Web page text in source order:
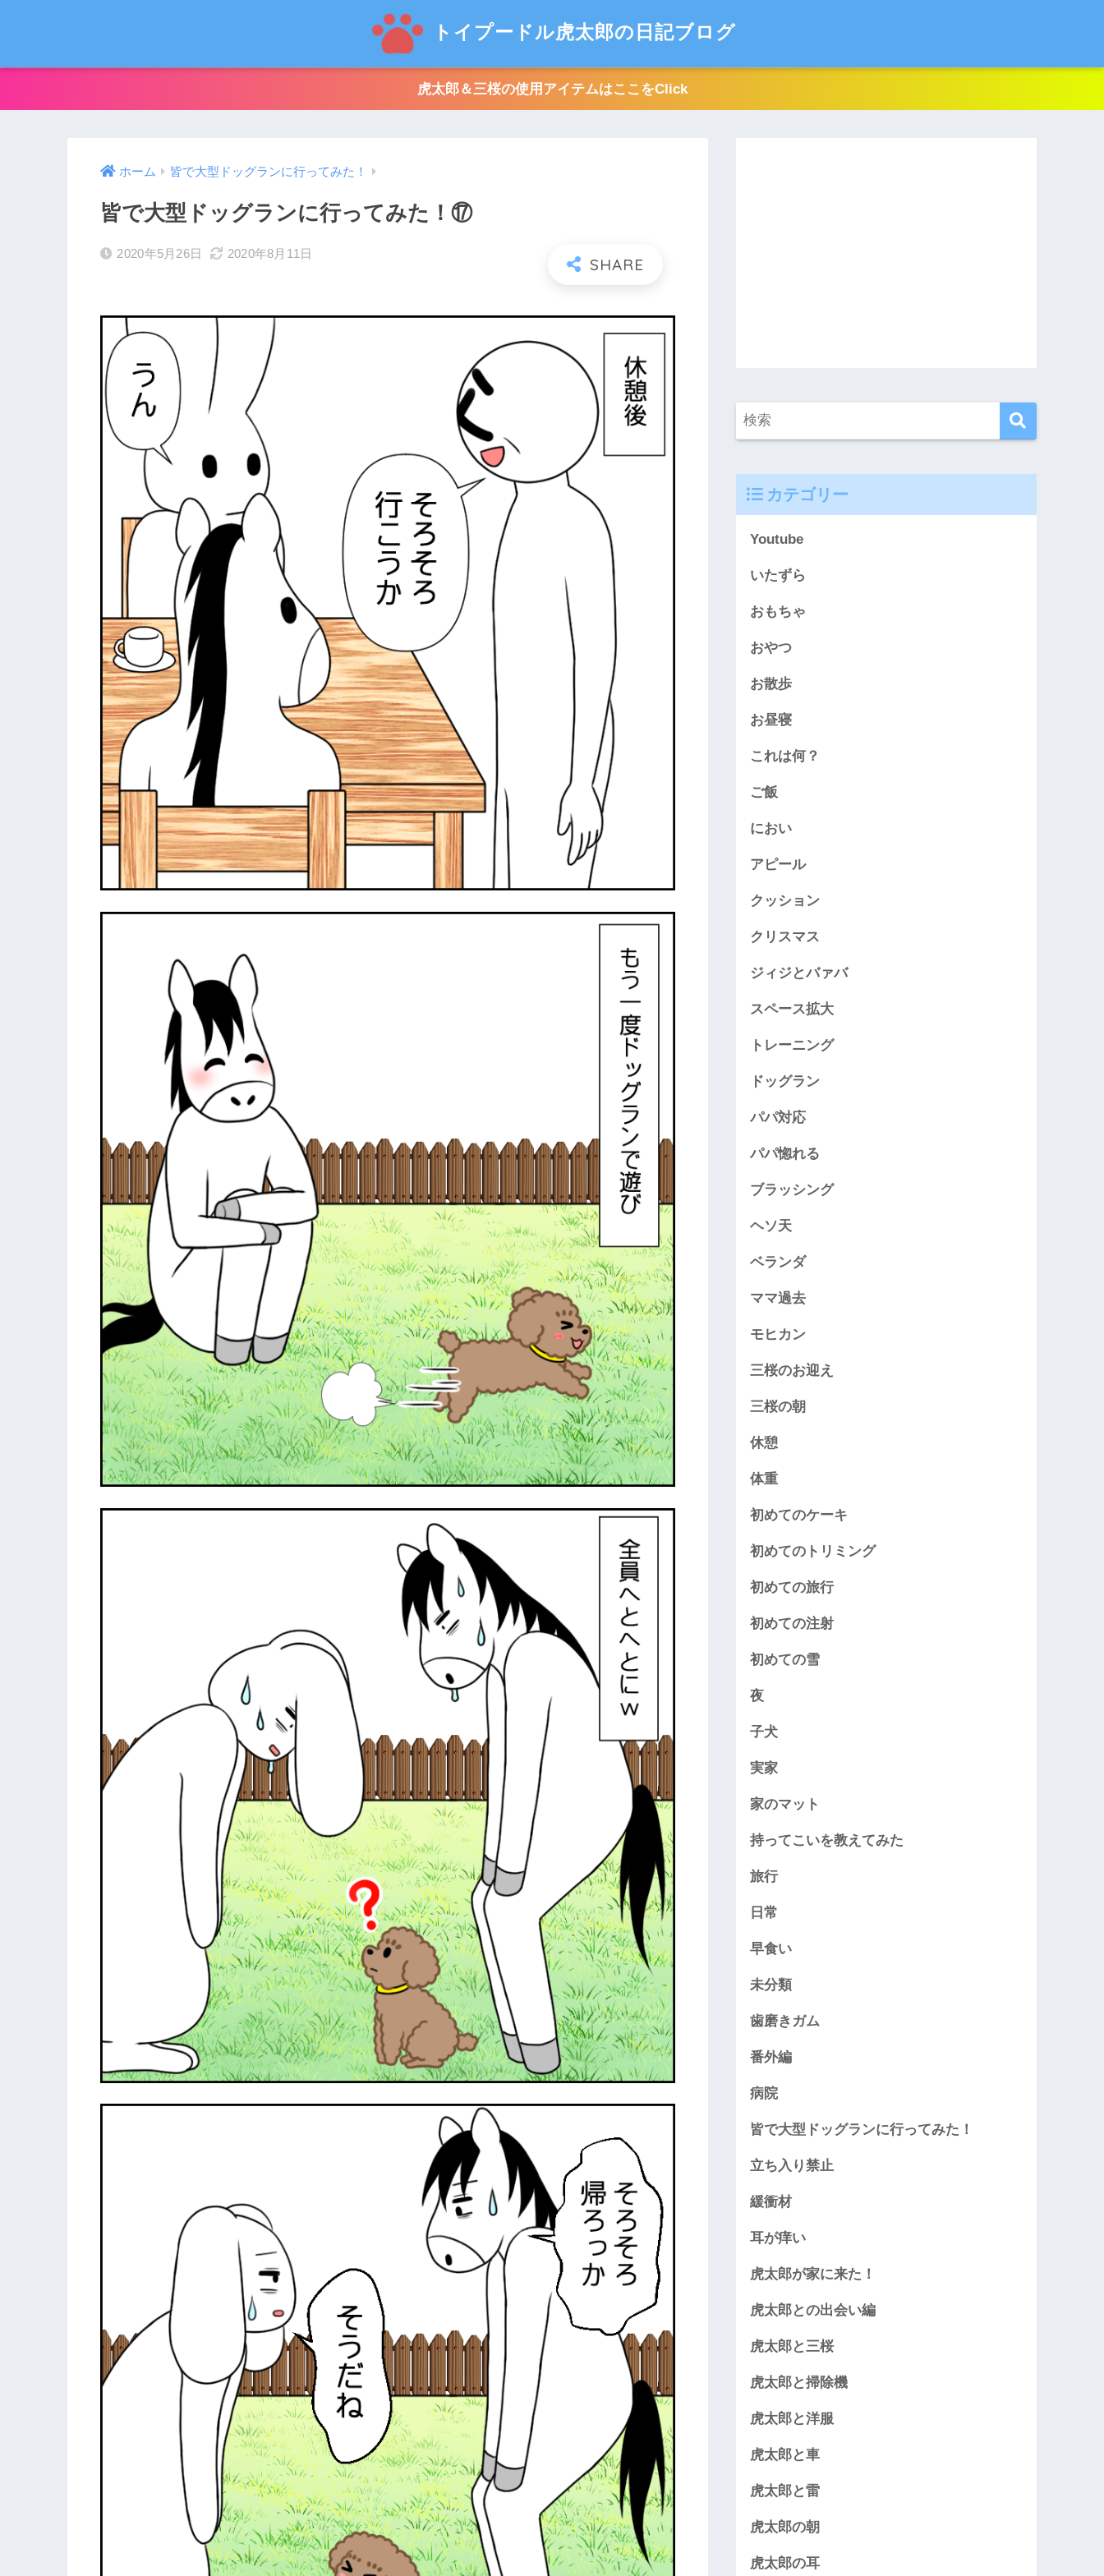
トイプードル虎太郎の日記ブログ
虎太郎＆三桜の使用アイテムはここをClick
ホーム 皆で大型ドッグランに行ってみた！
皆で大型ドッグランに行ってみた！⑰
2020年5月26日 2020年8月11日
カテゴリー
Youtube
いたずら
おもちゃ
おやつ
お散歩
お昼寝
これは何？
ご飯
におい
アピール
クッション
クリスマス
ジィジとバァバ
スペース拡大
トレーニング
ドッグラン
パパ対応
パパ惚れる
ブラッシング
ヘソ天
ベランダ
ママ過去
モヒカン
三桜のお迎え
三桜の朝
休憩
体重
初めてのケーキ
初めてのトリミング
初めての旅行
初めての注射
初めての雪
夜
子犬
実家
家のマット
持ってこいを教えてみた
旅行
日常
早食い
未分類
歯磨きガム
番外編
病院
皆で大型ドッグランに行ってみた！
立ち入り禁止
緩衝材
耳が痒い
虎太郎が家に来た！
虎太郎との出会い編
虎太郎と三桜
虎太郎と掃除機
虎太郎と洋服
虎太郎と車
虎太郎と雷
虎太郎の朝
虎太郎の耳